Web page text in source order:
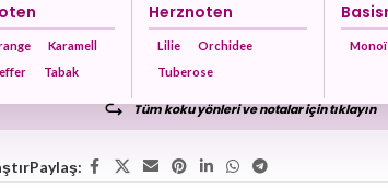
Karamell
Tabak
Herznoten
Lilie
Orchidee
Tuberose
Monoï
Tüm koku yönleri ve notalar için tıklayın
Paylaş: